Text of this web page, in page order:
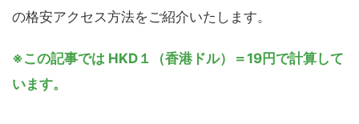
の格安アクセス方法をご紹介いたします。
※この記事では HKD１（香港ドル）＝19円で計算して
います。